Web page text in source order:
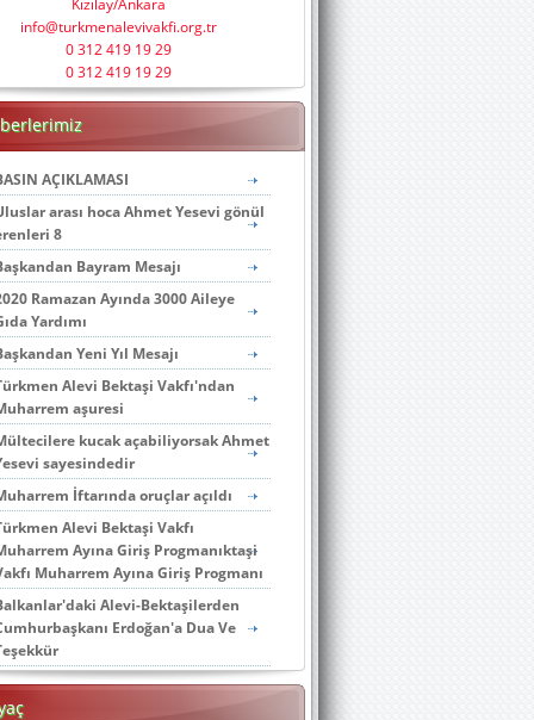
Kızılay/Ankara
info@turkmenalevivakfi.org.tr
0 312 419 19 29
0 312 419 19 29
AÇIKLAMASI
arası hoca Ahmet Yesevi gönül
8
Bayram Mesajı
Ramazan Ayında 3000 Aileye
Yardımı
Yeni Yıl Mesajı
Alevi Bektaşi Vakfı'ndan
aşuresi
kucak açabiliyorsak Ahmet
sayesindedir
İftarında oruçlar açıldı
Alevi Bektaşi Vakfı
Ayına Giriş Progmanıktaşi
Muharrem Ayına Giriş Progmanı
Alevi-Bektaşilerden
Erdoğan'a Dua Ve